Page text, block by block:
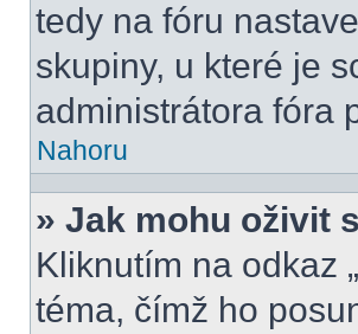
tedy na fóru
skupiny, u které je
administrátora fóra
Nahoru
» Jak mohu oživit
Kliknutím na odkaz
téma, čímž ho